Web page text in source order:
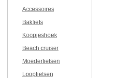
Accessoires
Bakfiets
Koopjeshoek
Beach cruiser
Moederfietsen
Loopfietsen